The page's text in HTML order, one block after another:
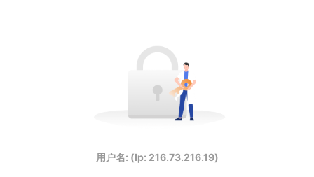
用户名: (Ip: 216.73.216.19)